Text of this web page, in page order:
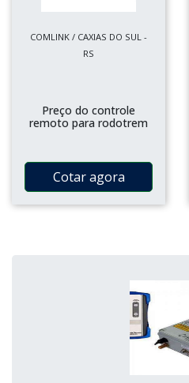
COMLINK / CAXIAS DO SUL -
RS
Preço do controle
remoto para rodotrem
Cotar agora